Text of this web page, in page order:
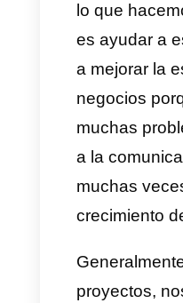
Tengo2
asesoró
valorizar
puesta